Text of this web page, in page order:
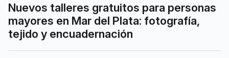
Nuevos talleres gratuitos para personas
mayores en Mar del Plata: fotografía,
tejido y encuadernación